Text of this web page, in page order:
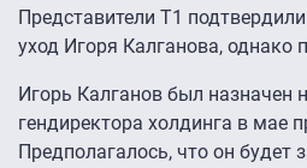
Представители Т1
уход Игоря Калганова, однако
Игорь Калганов был назначен
гендиректора холдинга в мае
Предполагалось, что он будет